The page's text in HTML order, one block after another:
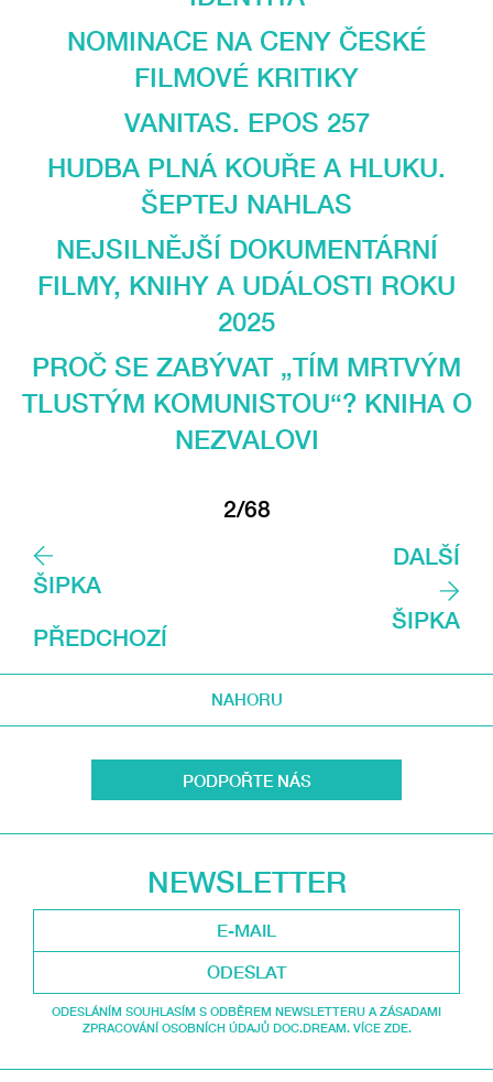
NOMINACE NA CENY ČESKÉ
FILMOVÉ KRITIKY
VANITAS. EPOS 257
HUDBA PLNÁ KOUŘE A HLUKU.
ŠEPTEJ NAHLAS
NEJSILNĚJŠÍ DOKUMENTÁRNÍ
FILMY, KNIHY A UDÁLOSTI ROKU
2025
PROČ SE ZABÝVAT „TÍM MRTVÝM
TLUSTÝM KOMUNISTOU“? KNIHA O
NEZVALOVI
ŠIPKA
PŘEDCHOZÍ
2/68
DALŠÍ
ŠIPKA
NAHORU
PODPOŘTE NÁS
NEWSLETTER
ODESLAT
ODESLÁNÍM SOUHLASÍM S ODBĚREM NEWSLETTERU A ZÁSADAMI
ZPRACOVÁNÍ OSOBNÍCH ÚDAJŮ DOC.DREAM. VÍCE ZDE.